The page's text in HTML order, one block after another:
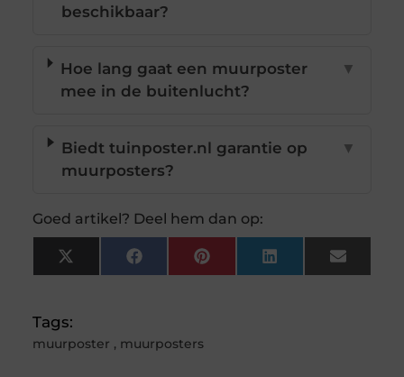
beschikbaar?
Hoe lang gaat een muurposter
mee in de buitenlucht?
▼
Biedt tuinposter.nl garantie op
muurposters?
▼
Goed artikel? Deel hem dan op:
X
(Twitter)
FacebookPinterestLinkedInEmail
Tags:
muurposter , muurposters